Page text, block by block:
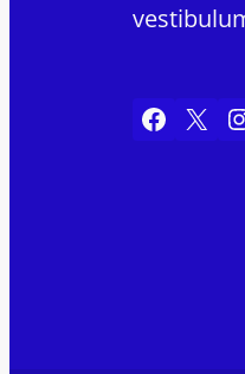
Facebook X